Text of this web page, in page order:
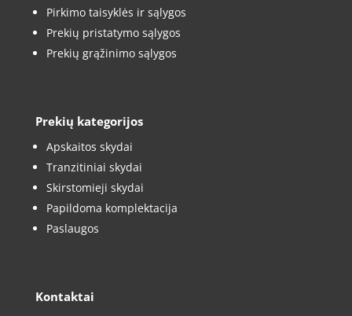
Pirkimo taisyklės ir sąlygos
Prekių pristatymo sąlygos
Prekių grąžinimo sąlygos
Prekių kategorijos
Apskaitos skydai
Tranzitiniai skydai
Skirstomieji skydai
Papildoma komplektacija
Paslaugos
Kontaktai